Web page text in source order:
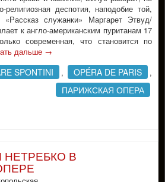
религиозная деспотия, наподобие той,
служанки» Маргарет Этвуд/
к англо-американским пуританам 17
современная, что становится по
дальше →
SPONTINI , OPÉRA DE PARIS ,
ПАРИЖСКАЯ ОПЕРА
В